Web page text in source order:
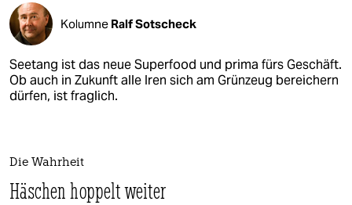
Kolumne Ralf Sotscheck
Seetang ist das neue Superfood und prima fürs Geschäft.
Ob auch in Zukunft alle Iren sich am Grünzeug bereichern
dürfen, ist fraglich.
Die Wahrheit
Häschen hoppelt weiter